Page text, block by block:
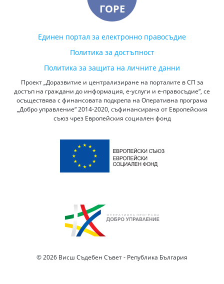
ГОРЕ
Единен портал за електронно правосъдие
Политика за достъпност
Политика за защита на личните данни
Проект „Доразвитие и централизиране на порталите в СП за
достъп на граждани до информация, е-услуги и е-правосъдие“, се
осъществява с финансовата подкрепа на Оперативна програма
„Добро управление“ 2014-2020, съфинансирана от Европейския
съюз чрез Европейския социален фонд
© 2026 Висш Съдебен Съвет - Република България